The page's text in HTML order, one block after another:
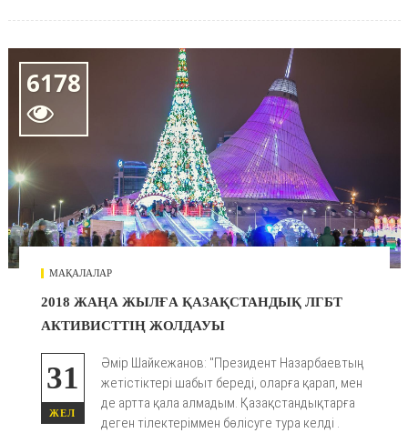
6178

МАҚАЛАЛАР
2018 ЖАҢА ЖЫЛҒА ҚАЗАҚСТАНДЫҚ ЛГБТ
АКТИВИСТТІҢ ЖОЛДАУЫ
31
ЖЕЛ
Әмір Шайкежанов: "Президент Назарбаевтың
жетістіктері шабыт береді, оларға қарап, мен
де артта қала алмадым. Қазақстандықтарға
деген тілектеріммен бөлісуге тура келді .